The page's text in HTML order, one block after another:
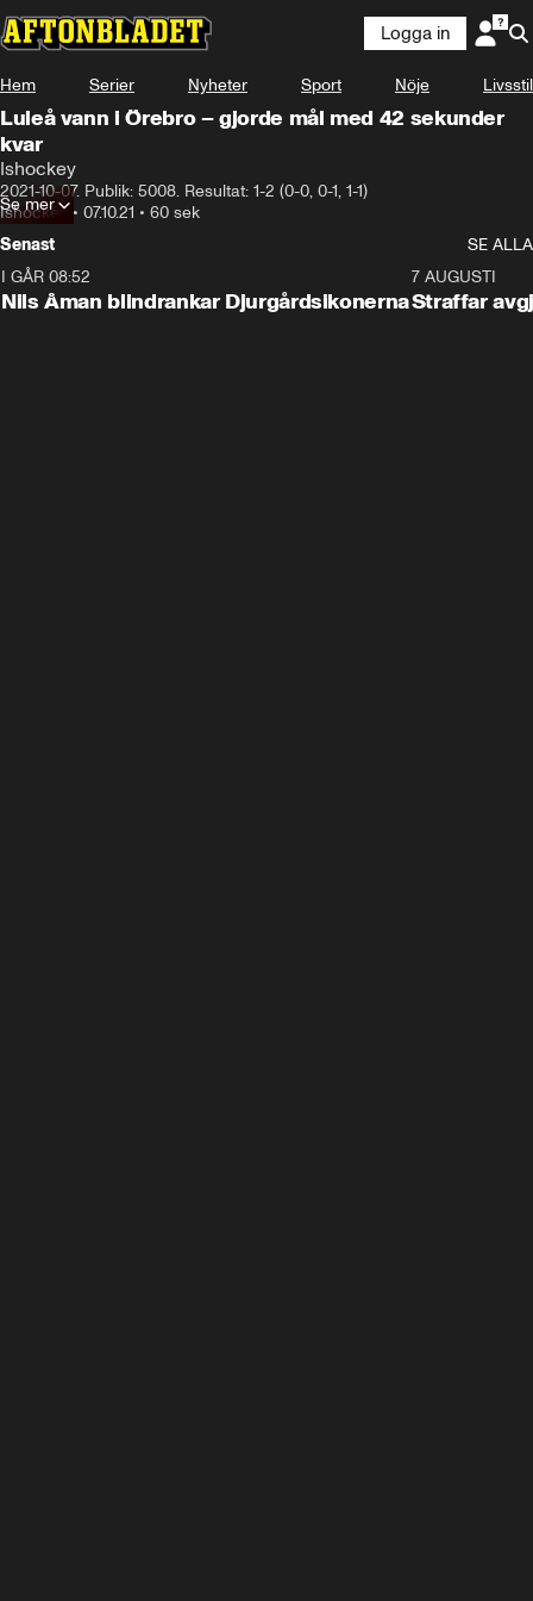
Logga in
Hem Serier Nyheter Sport Nöje Livsstil
Luleå vann i Örebro – gjorde mål med 42 sekunder
kvar
Ishockey
2021-10-07. Publik: 5008. Resultat: 1-2 (0-0, 0-1, 1-1)
Ishockey• 07.10.21 • 60 sek
Se mer
Senast
SE ALLA
I GÅR 08:52
Nils Åman blindrankar Djurgårdsikonerna
7 AUGUSTI
Straffar